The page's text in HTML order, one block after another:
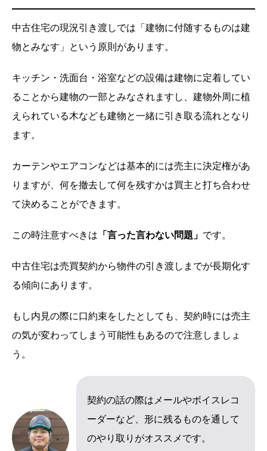
中古住宅の現況引き渡しでは「建物に付随するものは建
物とみなす」という原則があります。
キッチン・洗面台・浴室などの設備は建物に定着してい
ることから建物の一部とみなされますし、建物外周に植
えられている木なども建物と一緒に引き取る流れとなり
ます。
カーテンやエアコンなどは基本的には売主に決定権があ
りますが、何を撤去して何を残すかは買主と打ち合わせ
て決めることができます。
この時注意すべきは 「言った言わない問題」 です。
中古住宅は売買契約から物件の引き渡しまでが長期化す
る傾向にあります。
もし内見の際に口約束をしたとしても、契約時には売主
の気が変わってしまう可能性もあるので注意しましょ
う。
契約の話の際はメールやボイスレコ
ーダーなど、形に残るものを通して
のやり取りがオススメです。